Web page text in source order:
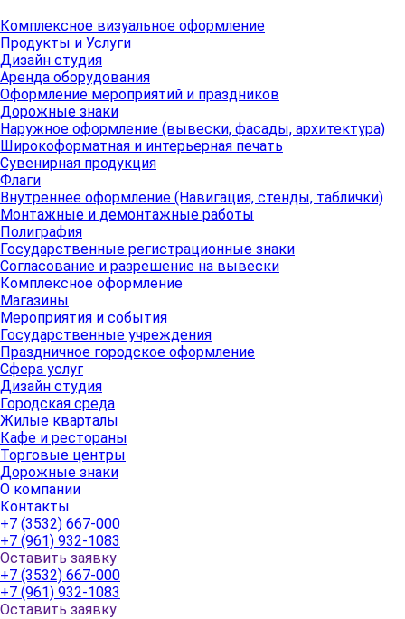
Комплексное визуальное оформление
Продукты и Услуги
Дизайн студия
Аренда оборудования
Оформление мероприятий и праздников
Дорожные знаки
Наружное оформление (вывески, фасады, архитектура)
Широкоформатная и интерьерная печать
Сувенирная продукция
Флаги
Внутреннее оформление (Навигация, стенды, таблички)
Монтажные и демонтажные работы
Полиграфия
Государственные регистрационные знаки
Согласование и разрешение на вывески
Комплексное оформление
Магазины
Мероприятия и события
Государственные учреждения
Праздничное городское оформление
Сфера услуг
Дизайн студия
Городская среда
Жилые кварталы
Кафе и рестораны
Торговые центры
Дорожные знаки
О компании
Контакты
+7 (3532) 667-000
+7 (961) 932-1083
Оставить заявку
+7 (3532) 667-000
+7 (961) 932-1083
Оставить заявку